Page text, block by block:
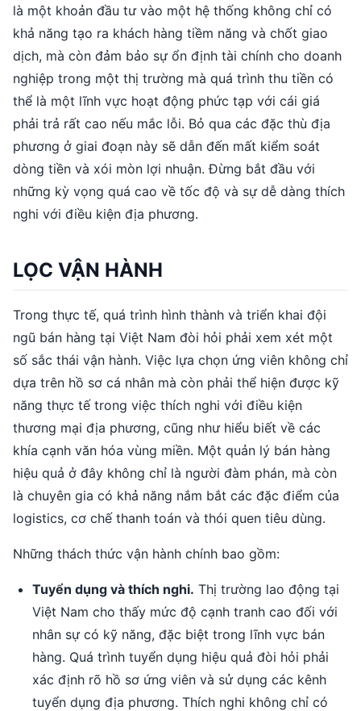
là một khoản đầu tư vào một hệ thống không chỉ có
khả năng tạo ra khách hàng tiềm năng và chốt giao
dịch, mà còn đảm bảo sự ổn định tài chính cho doanh
nghiệp trong một thị trường mà quá trình thu tiền có
thể là một lĩnh vực hoạt động phức tạp với cái giá
phải trả rất cao nếu mắc lỗi. Bỏ qua các đặc thù địa
phương ở giai đoạn này sẽ dẫn đến mất kiểm soát
dòng tiền và xói mòn lợi nhuận. Đừng bắt đầu với
những kỳ vọng quá cao về tốc độ và sự dễ dàng thích
nghi với điều kiện địa phương.
LỌC VẬN HÀNH
Trong thực tế, quá trình hình thành và triển khai đội
ngũ bán hàng tại Việt Nam đòi hỏi phải xem xét một
số sắc thái vận hành. Việc lựa chọn ứng viên không chỉ
dựa trên hồ sơ cá nhân mà còn phải thể hiện được kỹ
năng thực tế trong việc thích nghi với điều kiện
thương mại địa phương, cũng như hiểu biết về các
khía cạnh văn hóa vùng miền. Một quản lý bán hàng
hiệu quả ở đây không chỉ là người đàm phán, mà còn
là chuyên gia có khả năng nắm bắt các đặc điểm của
logistics, cơ chế thanh toán và thói quen tiêu dùng.
Những thách thức vận hành chính bao gồm:
Tuyển dụng và thích nghi. Thị trường lao động tại
Việt Nam cho thấy mức độ cạnh tranh cao đối với
nhân sự có kỹ năng, đặc biệt trong lĩnh vực bán
hàng. Quá trình tuyển dụng hiệu quả đòi hỏi phải
xác định rõ hồ sơ ứng viên và sử dụng các kênh
tuyển dụng địa phương. Thích nghi không chỉ có